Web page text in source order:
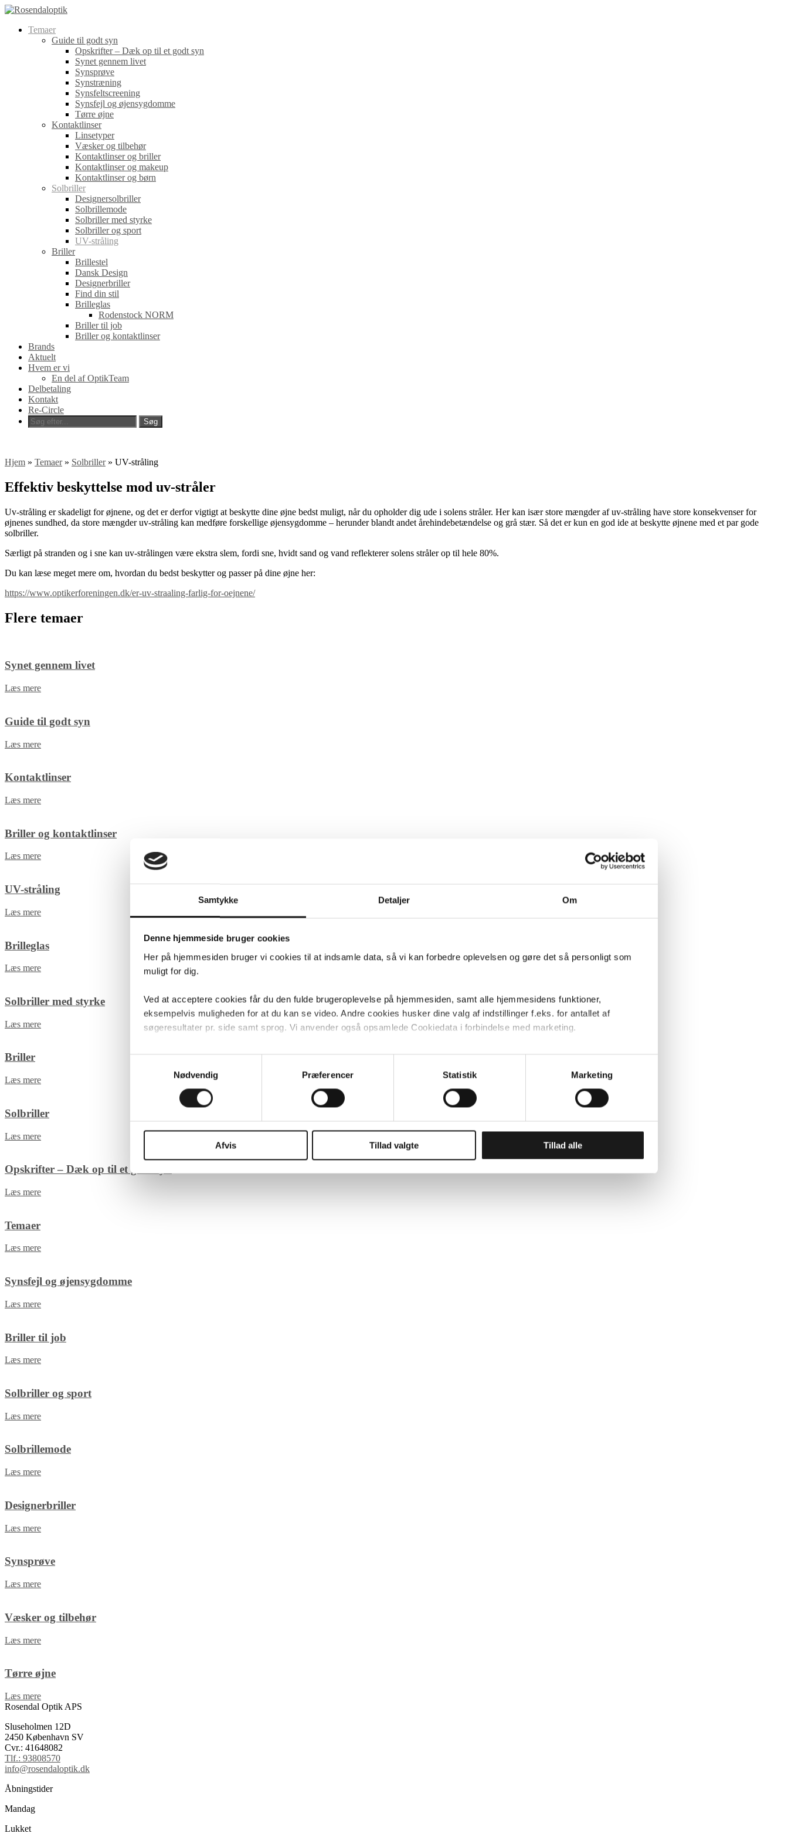
Samtykke Detaljer Om
Denne hjemmeside bruger cookies
Her på hjemmesiden bruger vi cookies til at indsamle data, så vi kan forbedre oplevelsen og gøre det så personligt som
muligt for dig.
Ved at acceptere cookies får du den fulde brugeroplevelse på hjemmesiden, samt alle hjemmesidens funktioner,
eksempelvis muligheden for at du kan se video. Andre cookies husker dine valg af indstillinger f.eks. for antallet af
søgeresultater pr. side samt sprog. Vi anvender også opsamlede Cookiedata i forbindelse med marketing.
Ved at trykke på 'Tillad alle' giver du samtykke til alle disse formål. Du kan også vælge at tilkendegive, hvilke formål du vil
give samtykke til ved at benytte checkboksene ud for formålet, og derefter trykke på 'Gem indstillinger'.
Du kan læse mere om vores brug af cookies og andre teknologier, samt om vores indsamling og behandling af
Nødvendig
Præferencer Statistik Marketing
Afvis Tillad valgte Tillad alle
Temaer
Guide til godt syn
Opskrifter – Dæk op til et godt syn
Synet gennem livet
Synsprøve
Synstræning
Synsfeltscreening
Synsfejl og øjensygdomme
Tørre øjne
Kontaktlinser
Linsetyper
Væsker og tilbehør
Kontaktlinser og briller
Kontaktlinser og makeup
Kontaktlinser og børn
Solbriller
Designersolbriller
Solbrillemode
Solbriller med styrke
Solbriller og sport
UV-stråling
Briller
Brillestel
Dansk Design
Designerbriller
Find din stil
Brilleglas
Rodenstock NORM
Briller til job
Briller og kontaktlinser
Brands
Aktuelt
Hvem er vi
En del af OptikTeam
Delbetaling
Kontakt
Re-Circle
Hjem » Temaer» Solbriller» UV-stråling
Effektiv beskyttelse mod uv-stråler
Uv-stråling er skadeligt for øjnene, og det er derfor vigtigt at beskytte dine øjne bedst muligt, når du opholder dig ude i solens stråler. Her kan især store mængder af uv-stråling have store konsekvenser for
øjnenes sundhed, da store mængder uv-stråling kan medføre forskellige øjensygdomme – herunder blandt andet årehindebetændelse og grå stær. Så det er kun en god ide at beskytte øjnene med et par gode
solbriller.
Særligt på stranden og i sne kan uv-strålingen være ekstra slem, fordi sne, hvidt sand og vand reflekterer solens stråler op til hele 80%.
Du kan læse meget mere om, hvordan du bedst beskytter og passer på dine øjne her:
https://www.optikerforeningen.dk/er-uv-straaling-farlig-for-oejnene/
Flere temaer
Synet gennem livet
Læs mere
Guide til godt syn
Læs mere
Kontaktlinser
Læs mere
Briller og kontaktlinser
Læs mere
UV-stråling
Læs mere
Brilleglas
Læs mere
Solbriller med styrke
Læs mere
Briller
Læs mere
Solbriller
Læs mere
Opskrifter – Dæk op til et godt syn
Læs mere
Temaer
Læs mere
Synsfejl og øjensygdomme
Læs mere
Briller til job
Læs mere
Solbriller og sport
Læs mere
Solbrillemode
Læs mere
Designerbriller
Læs mere
Synsprøve
Læs mere
Væsker og tilbehør
Læs mere
Tørre øjne
Læs mere
Rosendal Optik APS
Sluseholmen 12D
2450 København SV
Cvr.: 41648082
Tlf.: 93808570
info@rosendaloptik.dk
Åbningstider
Mandag
Lukket